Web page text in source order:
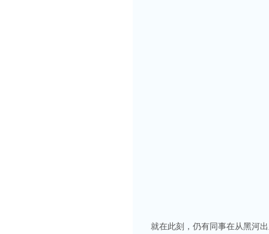
就在此刻，仍有同事在从黑河